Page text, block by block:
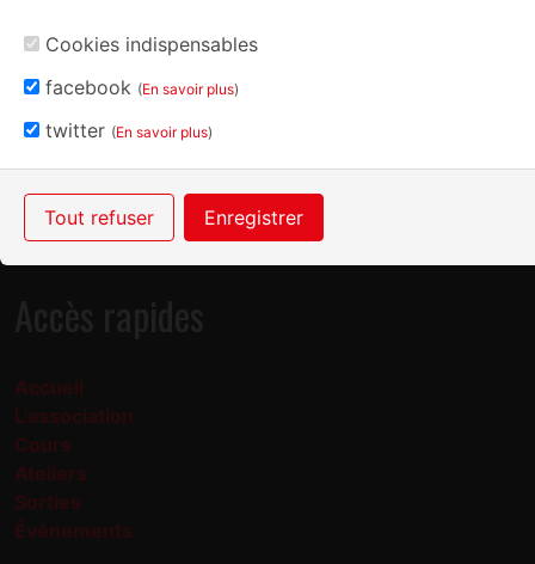
Cookies indispensables
facebook (En savoir plus)
twitter (En savoir plus)
Tout refuser Enregistrer
2009 par Akari FUJINO.À l’heure actuelle, l’association compte une centaine
de membres.Rouen Japon a pour objectif : Être un lieu d’échange entre les
Français et les JaponaisMettre en relation des Français et des Japonais
pour leur permettre de communiquer, d’échanger sur leurs […]
日本語 Devenir membre
En savoir plus sur l'association
Accueil
L’association
Cours
Ateliers
Sorties
Événements